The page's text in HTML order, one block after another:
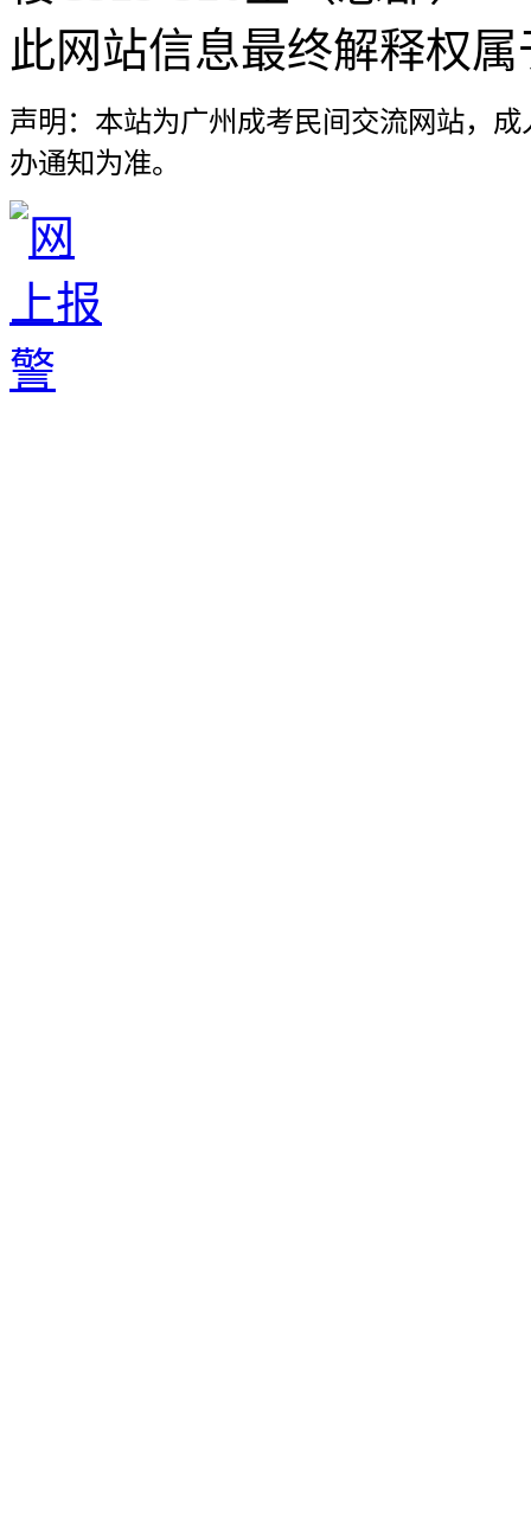
此网站信息最终解释权
声明：本站为广州成考民间交流网站，
办通知为准。